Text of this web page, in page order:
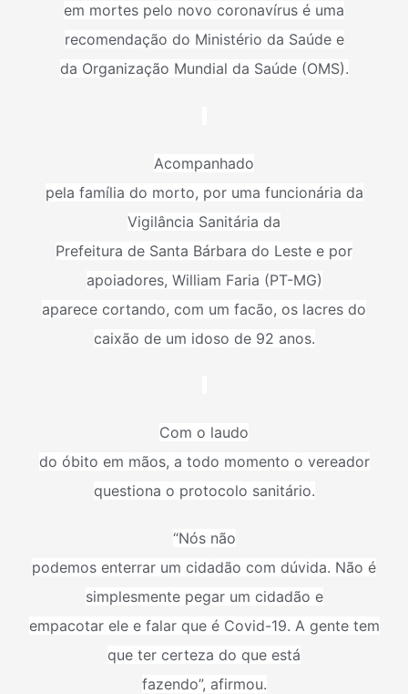
em mortes pelo novo coronavírus é uma
recomendação do Ministério da Saúde e
da Organização Mundial da Saúde (OMS).
Acompanhado
pela família do morto, por uma funcionária da
Vigilância Sanitária da
Prefeitura de Santa Bárbara do Leste e por
apoiadores, William Faria (PT-MG)
aparece cortando, com um facão, os lacres do
caixão de um idoso de 92 anos.
Com o laudo
do óbito em mãos, a todo momento o vereador
questiona o protocolo sanitário.
“Nós não
podemos enterrar um cidadão com dúvida. Não é
simplesmente pegar um cidadão e
empacotar ele e falar que é Covid-19. A gente tem
que ter certeza do que está
fazendo”, afirmou.